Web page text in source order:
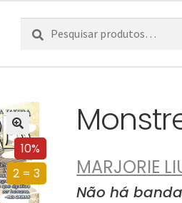
Pesquisar
por:
Pesquisa
10%
2 = 3
MARJORIE
Não há